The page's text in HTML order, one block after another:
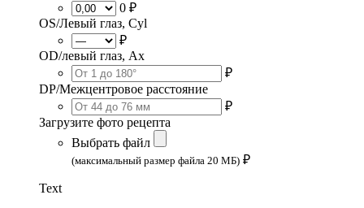
0 ₽
OS/Левый глаз, Cyl
₽
OD/левый глаз, Ax
₽
DP/Межцентровое расстояние
₽
Загрузите фото рецепта
Выбрать файл
(максимальный размер файла 20 МБ) ₽
Text